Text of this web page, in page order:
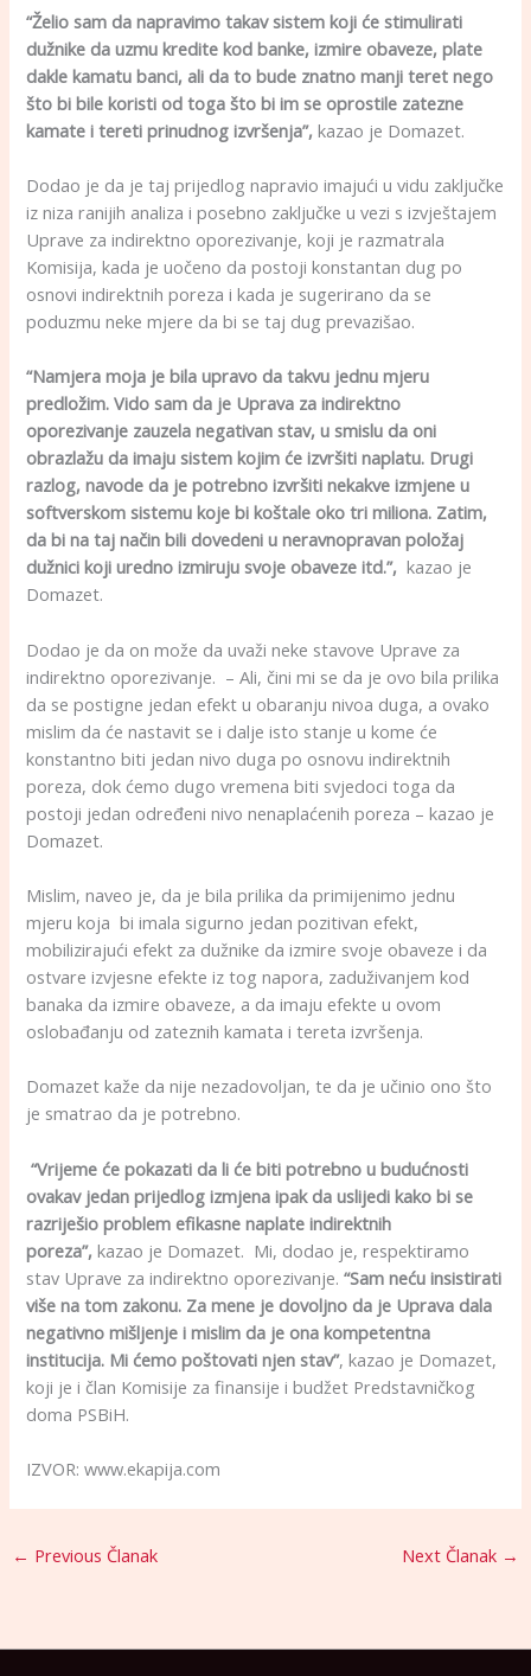
“Želio sam da napravimo takav sistem koji će stimulirati
dužnike da uzmu kredite kod banke, izmire obaveze, plate
dakle kamatu banci, ali da to bude znatno manji teret nego
što bi bile koristi od toga što bi im se oprostile zatezne
kamate i tereti prinudnog izvršenja”, kazao je Domazet.
Dodao je da je taj prijedlog napravio imajući u vidu zaključke
iz niza ranijih analiza i posebno zaključke u vezi s izvještajem
Uprave za indirektno oporezivanje, koji je razmatrala
Komisija, kada je uočeno da postoji konstantan dug po
osnovi indirektnih poreza i kada je sugerirano da se
poduzmu neke mjere da bi se taj dug prevazišao.
“Namjera moja je bila upravo da takvu jednu mjeru
predložim. Vido sam da je Uprava za indirektno
oporezivanje zauzela negativan stav, u smislu da oni
obrazlažu da imaju sistem kojim će izvršiti naplatu. Drugi
razlog, navode da je potrebno izvršiti nekakve izmjene u
softverskom sistemu koje bi koštale oko tri miliona. Zatim,
da bi na taj način bili dovedeni u neravnopravan položaj
dužnici koji uredno izmiruju svoje obaveze itd.”, kazao je
Domazet.
Dodao je da on može da uvaži neke stavove Uprave za
indirektno oporezivanje. – Ali, čini mi se da je ovo bila prilika
da se postigne jedan efekt u obaranju nivoa duga, a ovako
mislim da će nastavit se i dalje isto stanje u kome će
konstantno biti jedan nivo duga po osnovu indirektnih
poreza, dok ćemo dugo vremena biti svjedoci toga da
postoji jedan određeni nivo nenaplaćenih poreza – kazao je
Domazet.
Mislim, naveo je, da je bila prilika da primijenimo jednu
mjeru koja bi imala sigurno jedan pozitivan efekt,
mobilizirajući efekt za dužnike da izmire svoje obaveze i da
ostvare izvjesne efekte iz tog napora, zaduživanjem kod
banaka da izmire obaveze, a da imaju efekte u ovom
oslobađanju od zateznih kamata i tereta izvršenja.
Domazet kaže da nije nezadovoljan, te da je učinio ono što
je smatrao da je potrebno.
“Vrijeme će pokazati da li će biti potrebno u budućnosti
ovakav jedan prijedlog izmjena ipak da uslijedi kako bi se
razriješio problem efikasne naplate indirektnih
poreza”, kazao je Domazet. Mi, dodao je, respektiramo
stav Uprave za indirektno oporezivanje. “Sam neću insistirati
više na tom zakonu. Za mene je dovoljno da je Uprava dala
negativno mišljenje i mislim da je ona kompetentna
institucija. Mi ćemo poštovati njen stav”, kazao je Domazet,
koji je i član Komisije za finansije i budžet Predstavničkog
doma PSBiH.
IZVOR: www.ekapija.com
← Previous Članak Next Članak →